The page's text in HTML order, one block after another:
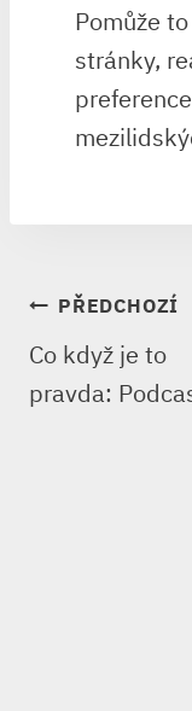
Pomůže
stránky,
PRO
PŘEDCHOZÍ
Co když je to
pravda: